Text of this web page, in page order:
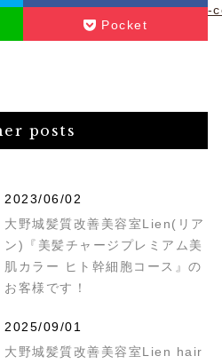
https://lienhair-design.com/
Pocket
posts
2023/06/02
大野城髪質改善美容室Lien(リア
ン)『美髪チャージプレミアム美
肌カラー ヒト幹細胞コース』の
お客様です！
2025/09/01
大野城髪質改善美容室Lien hair